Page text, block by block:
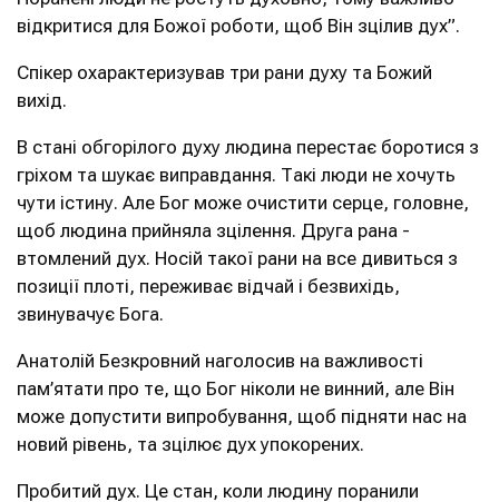
відкритися для Божої роботи, щоб Він зцілив дух”.
Спікер охарактеризував три рани духу та Божий
вихід.
В стані обгорілого духу людина перестає боротися з
гріхом та шукає виправдання. Такі люди не хочуть
чути істину. Але Бог може очистити серце, головне,
щоб людина прийняла зцілення. Друга рана -
втомлений дух. Носій такої рани на все дивиться з
позиції плоті, переживає відчай і безвихідь,
звинувачує Бога.
Анатолій Безкровний наголосив на важливості
пам’ятати про те, що Бог ніколи не винний, але Він
може допустити випробування, щоб підняти нас на
новий рівень, та зцілює дух упокорених.
Пробитий дух. Це стан, коли людину поранили